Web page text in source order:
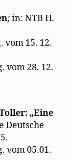
;in: NTB H.
vom 15. 12.
vom 28. 12.
„Eine
Deutsche
vom 05.01.